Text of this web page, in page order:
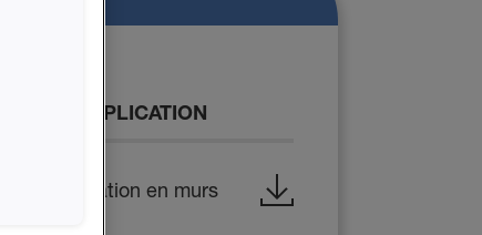
D’APPLICATION
d'Application en murs